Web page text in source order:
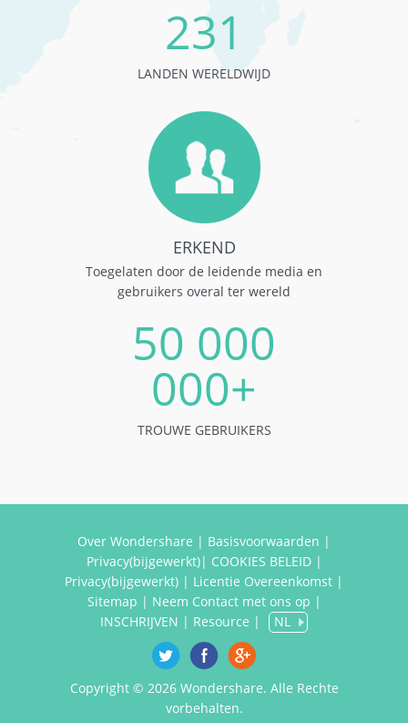
231
LANDEN WERELDWIJD
ERKEND
Toegelaten door de leidende media en
gebruikers overal ter wereld
50 000
000+
TROUWE GEBRUIKERS
Over Wondershare | Basisvoorwaarden |
Privacy(bijgewerkt)| COOKIES BELEID |
Privacy(bijgewerkt) | Licentie Overeenkomst |
Sitemap | Neem Contact met ons op |
INSCHRIJVEN | Resource | NL
Copyright © 2026 Wondershare. Alle Rechte
vorbehalten.